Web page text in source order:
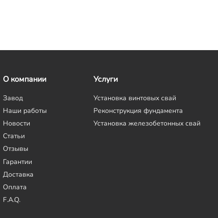
О компании
Завод
Наши работы
Новости
Статьи
Отзывы
Гарантии
Доставка
Оплата
F.A.Q.
Услуги
Установка винтовых свай
Реконструкция фундамента
Установка железобетонных свай